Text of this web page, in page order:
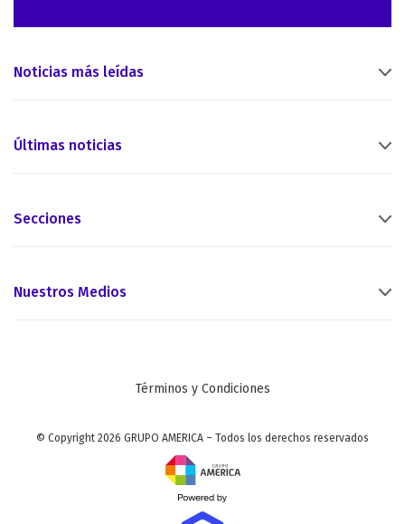
Noticias más leídas
Últimas noticias
Secciones
Nuestros Medios
Términos y Condiciones
© Copyright 2026 GRUPO AMERICA – Todos los derechos reservados